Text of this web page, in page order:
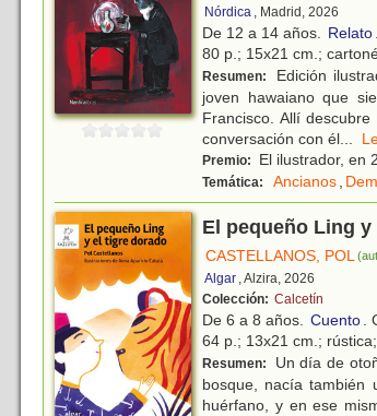
Nórdica , Madrid, 2026
De 12 a 14 años. Relato
80 p.; 15x21 cm.;
Resumen:
Edición
joven hawaiano que
Francisco. Allí
conversación con él...
Premio: El ilustrador, en
Temática: Ancianos,
El pequeño Ling
CASTELLANOS, POL
Algar , Alzira, 2026
Colección: Calcetín
De 6 a 8 años. Cuento.
64 p.; 13x21 cm.;
Resumen:
Un día de
bosque, nacía también
huérfano, y en ese